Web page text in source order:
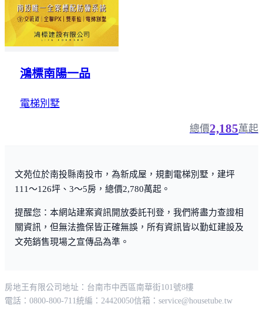
鴻標南陽一品
電梯別墅
總價2,185萬起
文苑位於南投縣南投市，為新成屋，規劃電梯別墅，建坪
111～126坪、3～5房，總價2,780萬起。
提醒您：本網站建案資訊開放委託刊登，我們將盡力查證相
關資訊，但無法擔保皆正確無誤，所有資訊皆以勤虹建設及
文苑銷售現場之宣傳品為準。
房地王有限公司 地址：台南市中西區南華街101號8樓
電話：0800-800-711統編：24420050信箱： service@housetube.tw